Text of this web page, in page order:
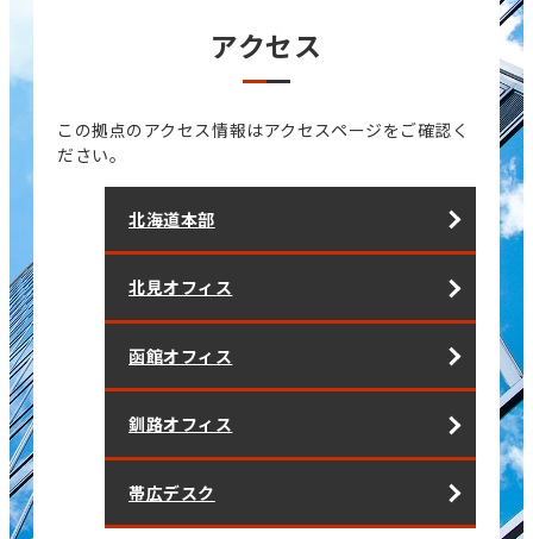
アクセス
この拠点のアクセス情報はアクセスページをご確認く
ださい。
北海道本部
北見オフィス
函館オフィス
釧路オフィス
帯広デスク